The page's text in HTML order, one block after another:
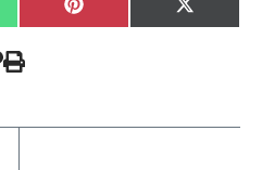
en Compartir en
Pinterest
X
(Twitter)